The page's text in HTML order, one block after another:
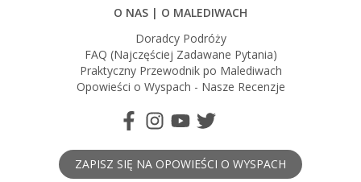
45 minutowy zabieg spa (masaż na zmęczenie po
podróży), raz podczas pobytu, wykorzystany w ciągu
24h od przyjazdu
Zarezerwuj pobyt na minimum 7 nocy i ciesz się
Wszystkie powyższe benefity plus dodatkowo:
Wybór między Cinefushi a kolacją na plaży – raz na
pobyt (można wybrać jedną opcję, oferty nie można
ramach menu dla dzieci
Bezpłatne codzienne zajęcia w klubie zabaw dla dzieci
Faru, dla 2 dzieci poniżej 12 roku życia
Dotyczy pobytów od teraz do 8 stycznia 2026.
Obowiązują warunki ogólne.
O NAS | O MALEDIWACH
Doradcy Podróży
FAQ (Najczęściej Zadawane Pytania)
Praktyczny Przewodnik po Malediwach
Opowieści o Wyspach - Nasze Recenzje
ZAPISZ SIĘ NA OPOWIEŚCI O WYSPACH